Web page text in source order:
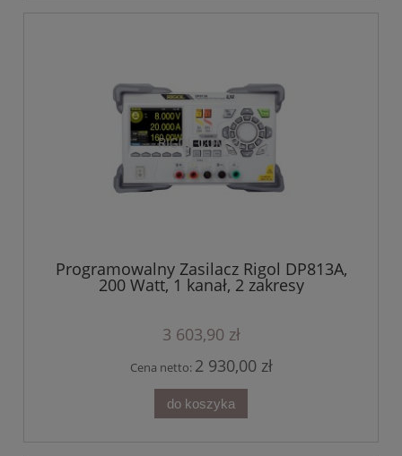
Programowalny Zasilacz Rigol DP813A,
200 Watt, 1 kanał, 2 zakresy
3 603,90 zł
Cena netto: 2 930,00 zł
do koszyka